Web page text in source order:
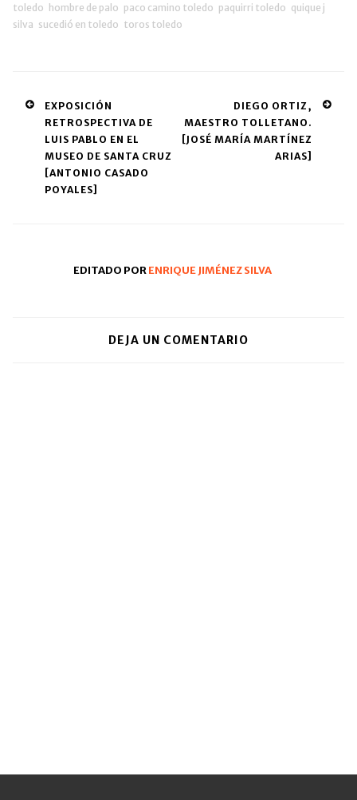
toledo hombre de palo paco camino toledo paquirri toledo quique j
silva sucedió en toledo toros toledo
Post
navigation
EXPOSICIÓN
RETROSPECTIVA DE
LUIS PABLO EN EL
MUSEO DE SANTA CRUZ
[ANTONIO CASADO
POYALES]
DIEGO ORTIZ,
MAESTRO TOLLETANO.
[JOSÉ MARÍA MARTÍNEZ
ARIAS]
EDITADO PORENRIQUE JIMÉNEZ SILVA
DEJA UN COMENTARIO